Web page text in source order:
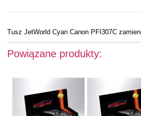
Tusz JetWorld Cyan Canon PFI307C
Powiązane produkty: